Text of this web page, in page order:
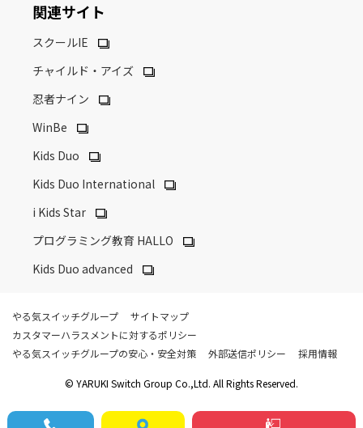
関連サイト
スクールIE
チャイルド・アイズ
忍者ナイン
WinBe
Kids Duo
Kids Duo International
i Kids Star
プログラミング教育 HALLO
Kids Duo advanced
やる気スイッチグループ
サイトマップ
カスタマーハラスメントに対するポリシー
やる気スイッチグループの安心・安全対策
外部送信ポリシー 採用情報
© YARUKI Switch Group Co.,Ltd. All Rights Reserved.